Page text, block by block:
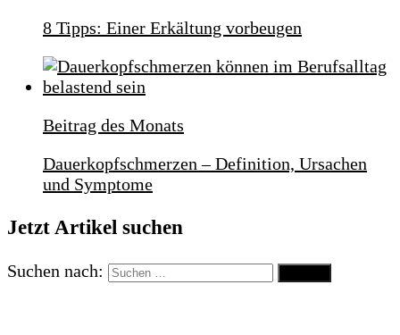
8 Tipps: Einer Erkältung vorbeugen
Beitrag des Monats
Dauerkopfschmerzen – Definition, Ursachen
und Symptome
Jetzt Artikel suchen
Suchen nach: